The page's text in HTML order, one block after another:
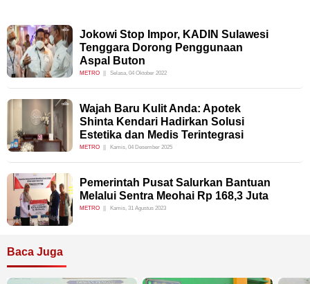
Jokowi Stop Impor, KADIN Sulawesi
Tenggara Dorong Penggunaan
Aspal Buton
METRO Selasa, 04 Oktober 2022
Wajah Baru Kulit Anda: Apotek
Shinta Kendari Hadirkan Solusi
Estetika dan Medis Terintegrasi
METRO Kamis, 04 Desember 2025
Pemerintah Pusat Salurkan Bantuan
Melalui Sentra Meohai Rp 168,3 Juta
METRO Kamis, 31 Agustus 2023
Baca Juga